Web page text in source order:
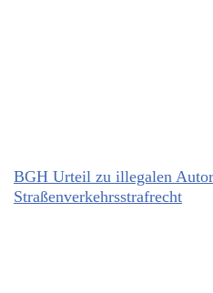
BGH Urteil zu illegalen
Straßenverkehrsstrafrecht